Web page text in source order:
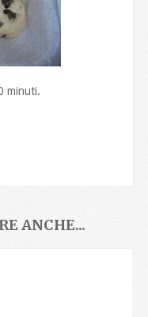
minuti.
ANCHE...